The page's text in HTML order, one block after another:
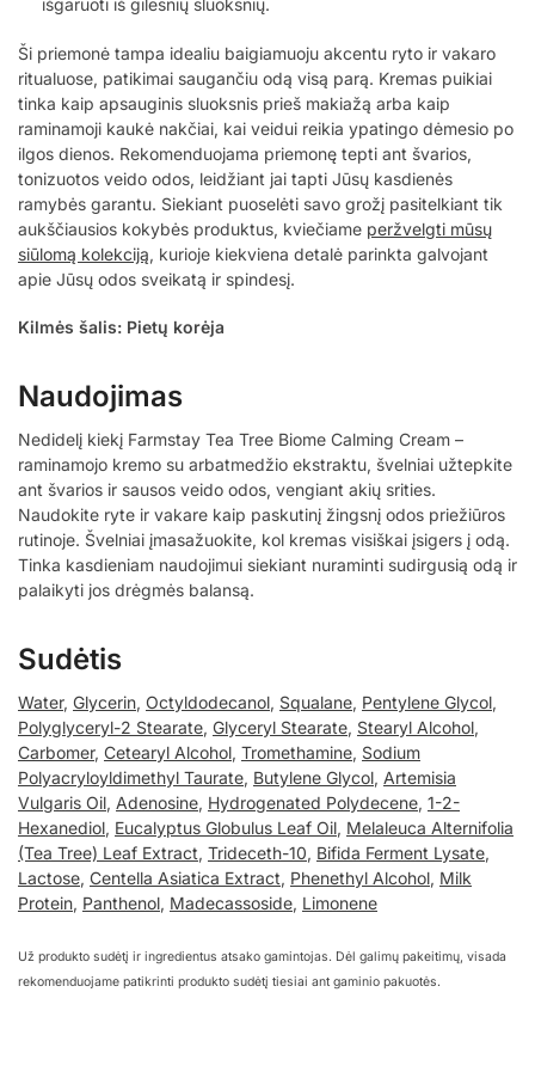
išgaruoti iš gilesnių sluoksnių.
Ši priemonė tampa idealiu baigiamuoju akcentu ryto ir vakaro
ritualuose, patikimai saugančiu odą visą parą. Kremas puikiai
tinka kaip apsauginis sluoksnis prieš makiažą arba kaip
raminamoji kaukė nakčiai, kai veidui reikia ypatingo dėmesio po
ilgos dienos. Rekomenduojama priemonę tepti ant švarios,
tonizuotos veido odos, leidžiant jai tapti Jūsų kasdienės
ramybės garantu. Siekiant puoselėti savo grožį pasitelkiant tik
aukščiausios kokybės produktus, kviečiame peržvelgti mūsų
siūlomą kolekciją, kurioje kiekviena detalė parinkta galvojant
apie Jūsų odos sveikatą ir spindesį.
Kilmės šalis: Pietų korėja
Naudojimas
Nedidelį kiekį Farmstay Tea Tree Biome Calming Cream –
raminamojo kremo su arbatmedžio ekstraktu, švelniai užtepkite
ant švarios ir sausos veido odos, vengiant akių srities.
Naudokite ryte ir vakare kaip paskutinį žingsnį odos priežiūros
rutinoje. Švelniai įmasažuokite, kol kremas visiškai įsigers į odą.
Tinka kasdieniam naudojimui siekiant nuraminti sudirgusią odą ir
palaikyti jos drėgmės balansą.
Sudėtis
Water, Glycerin, Octyldodecanol, Squalane, Pentylene Glycol,
Polyglyceryl-2 Stearate, Glyceryl Stearate, Stearyl Alcohol,
Carbomer, Cetearyl Alcohol, Tromethamine, Sodium
Polyacryloyldimethyl Taurate, Butylene Glycol, Artemisia
Vulgaris Oil, Adenosine, Hydrogenated Polydecene, 1-2-
Hexanediol, Eucalyptus Globulus Leaf Oil, Melaleuca Alternifolia
(Tea Tree) Leaf Extract, Trideceth-10, Bifida Ferment Lysate,
Lactose, Centella Asiatica Extract, Phenethyl Alcohol, Milk
Protein, Panthenol, Madecassoside, Limonene
Už produkto sudėtį ir ingredientus atsako gamintojas. Dėl galimų pakeitimų, visada
rekomenduojame patikrinti produkto sudėtį tiesiai ant gaminio pakuotės.